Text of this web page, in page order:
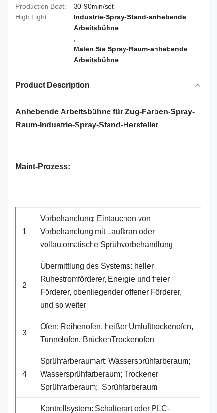
Production Beat:
30-90min/set
High Light:
Industrie-Spray-Stand-anhebende
Arbeitsbühne
Malen Sie Spray-Raum-anhebende
Arbeitsbühne
Product Description
Anhebende Arbeitsbühne für Zug-Farben-Spray-
Raum-Industrie-Spray-Stand-Hersteller
Maint-Prozess:
1
Vorbehandlung: Eintauchen von
Vorbehandlung mit Laufkran oder
vollautomatische Sprühvorbehandlung
2
Übermittlung des Systems: heller
Ruhestromförderer, Energie und freier
Förderer, obenliegender offener Förderer,
und so weiter
3
Ofen: Reihenofen, heißer Umlufttrockenofen,
Tunnelofen, BrückenTrockenofen
4
Sprühfarberaumart: Wassersprühfarberaum;
Wassersprühfarberaum; Trockener
Sprühfarberaum; Sprühfarberaum
Kontrollsystem: Schalterart oder PLC-